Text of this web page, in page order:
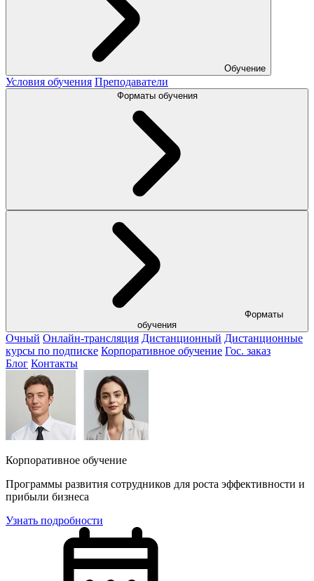
Обучение
Условия обучения Преподаватели
Форматы обучения
обучения
Очный Онлайн-трансляция Дистанционный Дистанционные
курсы по подписке Корпоративное обучение Гос. заказ
Блог Контакты
Корпоративное обучение
Программы развития сотрудников для роста эффективности и
прибыли бизнеса
Узнать подробности